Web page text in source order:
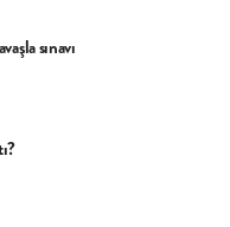
sınavı